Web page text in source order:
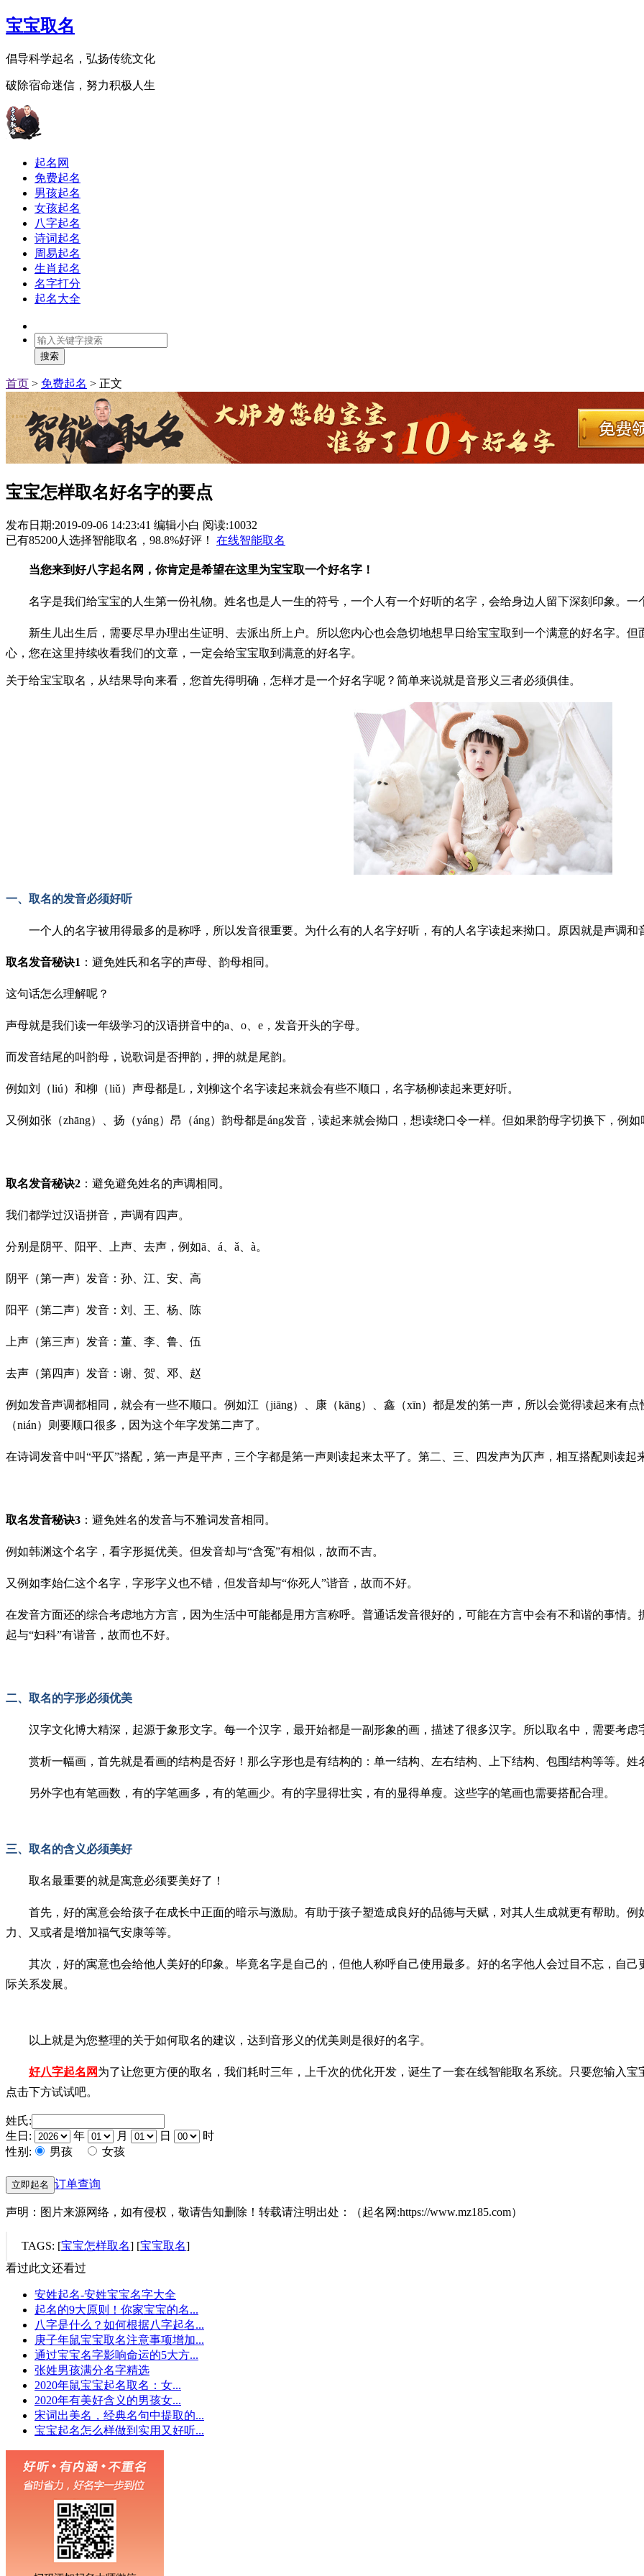
宝宝取名
倡导科学起名，弘扬传统文化
破除宿命迷信，努力积极人生
起名网
免费起名
男孩起名
女孩起名
八字起名
诗词起名
周易起名
生肖起名
名字打分
起名大全
搜索
首页 > 免费起名 > 正文
宝宝怎样取名好名字的要点
发布日期:2019-09-06 14:23:41 编辑小白 阅读:10032
已有85200人选择智能取名， 98.8%好评！ 在线智能取名
当您来到好八字起名网，你肯定是希望在这里为宝宝取一个好名字！
名字是我们给宝宝的人生第一份礼物。姓名也是人一生的符号，一个人有一个好听的名字，会给身边人留下深刻印象。一
新生儿出生后，需要尽早办理出生证明、去派出所上户。所以您内心也会急切地想早日给宝宝取到一个满意的好名字。
心，您在这里持续收看我们的文章，一定会给宝宝取到满意的好名字。
关于给宝宝取名，从结果导向来看，您首先得明确， 怎样才是一个好名字呢？简单来说就是音形义三者必须俱佳。
一、取名的发音必须好听
一个人的名字被用得最多的是称呼，所以发音很重要。为什么有的人名字好听，有的人名字读起来拗口。原因就是声调和
取名发音秘诀1 ：避免姓氏和名字的声母、韵母相同。
这句话怎么理解呢？
声母就是我们读一年级学习的汉语拼音中的a、o、e，发音开头的字母。
而发音结尾的叫韵母，说歌词是否押韵，押的就是尾韵。
例如刘（liú）和柳（liǔ）声母都是L，刘柳这个名字读起来就会有些不顺口，名字杨柳读起来更好听。
又例如张（zhāng）、扬（yáng）昂（áng）韵母都是áng发音，读起来就会拗口，想读绕口令一样。但如果韵母字切换下，例如
取名发音秘诀2 ：避免避免姓名的声调相同。
我们都学过汉语拼音，声调有四声。
分别是阴平、阳平、上声、去声，例如ā、á、ǎ、à。
阴平（第一声）发音：孙、江、安、高
阳平（第二声）发音：刘、王、杨、陈
上声（第三声）发音：董、李、鲁、伍
去声（第四声）发音：谢、贺、邓、赵
例如发音声调都相同，就会有一些不顺口。例如江（jiāng）、康（kāng）、鑫（xīn）都是发的第一声，所以会觉得读起来有
（nián）则要顺口很多，因为这个年字发第二声了。
在诗词发音中叫“平仄”搭配，第一声是平声，三个字都是第一声则读起来太平了。第二、三、四发声为仄声，相互搭配则读起
取名发音秘诀3 ：避免姓名的发音与不雅词发音相同。
例如韩渊这个名字，看字形挺优美。但发音却与“含冤”有相似，故而不吉。
又例如李始仁这个名字，字形字义也不错，但发音却与“你死人”谐音，故而不好。
在发音方面还的综合考虑地方方言，因为生活中可能都是用方言称呼。普通话发音很好的，可能在方言中会有不和谐的事情
起与“妇科”有谐音，故而也不好。
二、取名的字形必须优美
汉字文化博大精深，起源于象形文字。每一个汉字，最开始都是一副形象的画，描述了很多汉字。所以取名中，需要考虑
赏析一幅画，首先就是看画的结构是否好！那么字形也是有结构的：单一结构、左右结构、上下结构、包围结构等等。姓
另外字也有笔画数，有的字笔画多，有的笔画少。有的字显得壮实，有的显得单瘦。这些字的笔画也需要搭配合理。
三、取名的含义必须美好
取名最重要的就是寓意必须要美好了！
首先，好的寓意会给孩子在成长中正面的暗示与激励。有助于孩子塑造成良好的品德与天赋，对其人生成就更有帮助。
力、又或者是增加福气安康等等。
其次，好的寓意也会给他人美好的印象。毕竟名字是自己的，但他人称呼自己使用最多。好的名字他人会过目不忘，自
际关系发展。
以上就是为您整理的关于如何取名的建议，达到音形义的优美则是很好的名字。
好八字起名网为了让您更方便的取名，我们耗时三年，上千次的优化开发，诞生了一套在线智能取名系统。只要您输入
点击下方试试吧。
姓氏:
生日:
年 月 日
时
性别:
男孩 女孩
立即起名 订单查询
声明：图片来源网络，如有侵权，敬请告知删除！转载请注明出处：（起名网:https://www.mz185.com）
TAGS: [宝宝怎样取名] [宝宝取名]
看过此文还看过
安姓起名-安姓宝宝名字大全
起名的9大原则！你家宝宝的名...
八字是什么？如何根据八字起名...
庚子年鼠宝宝取名注意事项增加...
通过宝宝名字影响命运的5大方...
张姓男孩满分名字精选
2020年鼠宝宝起名取名：女...
2020年有美好含义的男孩女...
宋词出美名，经典名句中提取的...
宝宝起名怎么样做到实用又好听...